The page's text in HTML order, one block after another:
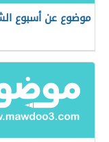
موضوع عن أسبوع